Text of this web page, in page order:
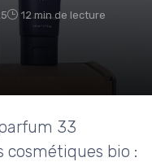
12 min de lecture
33
cosmétiques bio :